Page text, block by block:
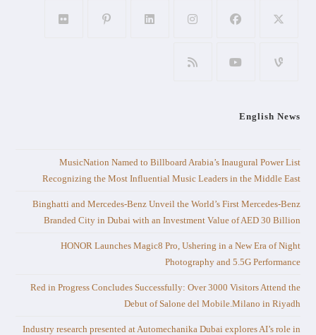
English News
MusicNation Named to Billboard Arabia’s Inaugural Power List
Recognizing the Most Influential Music Leaders in the Middle East
Binghatti and Mercedes-Benz Unveil the World’s First Mercedes-Benz
Branded City in Dubai with an Investment Value of AED 30 Billion
HONOR Launches Magic8 Pro, Ushering in a New Era of Night
Photography and 5.5G Performance
Red in Progress Concludes Successfully: Over 3000 Visitors Attend the
Debut of Salone del Mobile.Milano in Riyadh
Industry research presented at Automechanika Dubai explores AI’s role in